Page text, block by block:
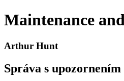
Maintenance
Arthur Hunt
Správa s upozornením